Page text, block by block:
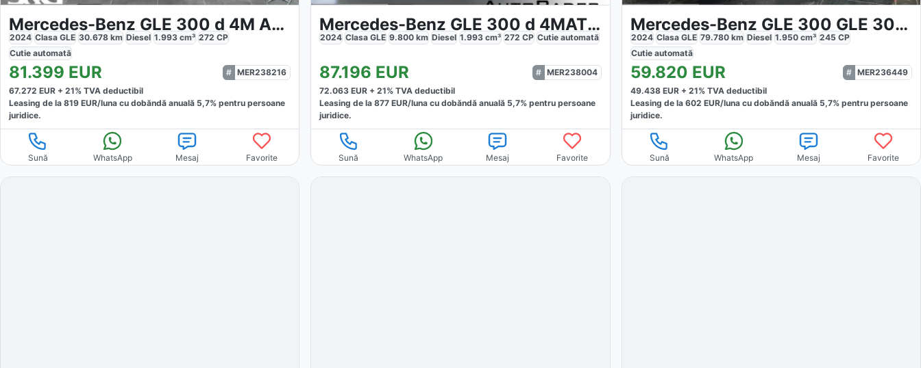
Mercedes-Benz GLE 300 d 4M AMG
2024 Clasa GLE 30.678 km Diesel 1.993 cm³ 272 CP
Cutie automată
81.399 EUR
MER238216
67.272 EUR + 21% TVA deductibil
Leasing de la 819 EUR/luna cu dobăndă anuală 5,7% pentru persoane
juridice.
Sună WhatsApp Mesaj Favorite
Mercedes-Benz GLE 300 d 4MATIC AMG
2024 Clasa GLE 9.800 km Diesel 1.993 cm³ 272 CP Cutieautomată
87.196 EUR
MER238004
72.063 EUR +21% TVA deductibil
Leasing de la877 EUR/luna cu dobăndă anuală 5,7% pentru persoane
juridice.
Sună WhatsApp Mesaj Favorite
Mercedes-Benz GLE 300 GLE 300d 4Matic AMG
2024 Clasa GLE 79.780km Diesel 1.950cm³ 245 CP
Cutie automată
59.820 EUR
MER236449
49.438EUR + 21% TVA deductibil
Leasing de la 602 EUR/lunacu dobăndă anuală 5,7% pentru persoane
juridice.
Sună WhatsApp Mesaj Favorite